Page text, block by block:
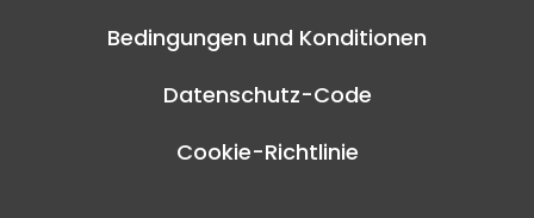
Bedingungen und Konditionen
Datenschutz-Code
Cookie-Richtlinie